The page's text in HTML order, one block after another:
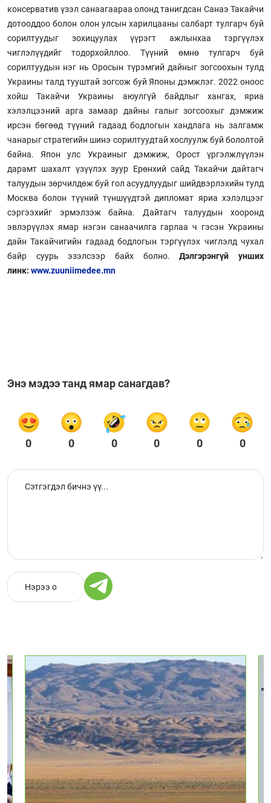
консерватив үзэл санаагаараа олонд танигдсан Санаэ Такайчи
дотооддоо болон олон улсын харилцааны салбарт тулгарч буй
сорилтуудыг зохицуулах үүрэгт ажлынхаа тэргүүлэх
чиглэлүүдийг тодорхойллоо. Түүний өмнө тулгарч буй
сорилтуудын нэг нь Оросын түрэмгий дайныг зогсоохын тулд
Украины талд тууштай зогсож буй Японы дэмжлэг. 2022 оноос
хойш Такайчи Украины аюулгүй байдлыг хангах, яриа
хэлэлцээний арга замаар дайны галыг зогсоохыг дэмжиж
ирсэн бөгөөд түүний гадаад бодлогын хандлага нь залгамж
чанарыг стратегийн шинэ сорилтуудтай хослуулж буй бололтой
байна. Япон улс Украиныг дэмжиж, Орост үргэлжлүүлэн
дарамт шахалт үзүүлэх зуур Ерөнхий сайд Такайчи дайтагч
талуудын зөрчилдөж буй гол асуудлуудыг шийдвэрлэхийн тулд
Москва болон түүний түншүүдтэй дипломат яриа хэлэлцээг
сэргээхийг эрмэлзэж байна. Дайтагч талуудын хооронд
эвлэрүүлэх ямар нэгэн санаачилга гарлаа ч гэсэн Украины
дайн Такайчигийн гадаад бодлогын тэргүүлэх чиглэлд чухал
байр суурь эзэлсээр байх болно.Дэлгэрэнгүй унших
линк: www.zuuniimedee.mn
Энэ мэдээ танд ямар санагдав?
0 0 0 0 0 0